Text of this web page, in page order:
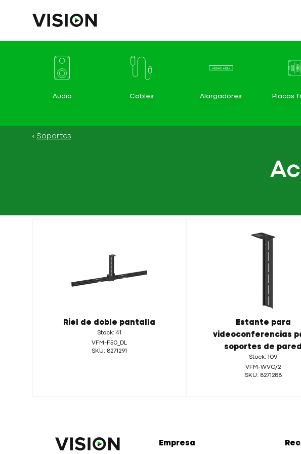
Audio Cables Alargadores Placas
Soportes
Riel de doble pantalla
Stock: 41
VFM-F50_DL
SKU: 8271291
Estante para
videoconferencias
soportes de pared
Stock: 109
VFM-WVC/2
SKU: 8271288
Empresa